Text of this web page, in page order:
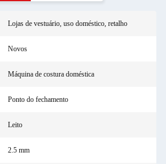
Lojas de vestuário, uso doméstico, retalho
Novos
Máquina de costura doméstica
Ponto do fechamento
Leito
2.5 mm